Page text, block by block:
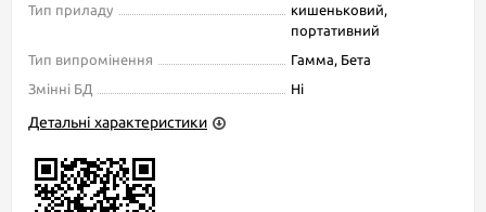
Тип приладу
кишеньковий,
портативний
Тип випромінення
Гамма, Бета
Змінні БД
Ні
Детальні характеристики